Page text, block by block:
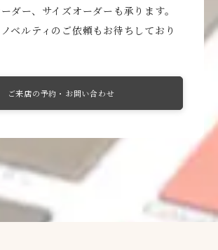
ダー、サイズオーダーも承ります。
ベルティのご依頼もお待ちしており
ご来店の予約・お問い合わせ